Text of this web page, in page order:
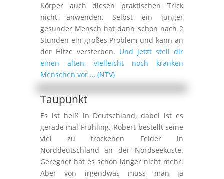
Körper auch diesen praktischen Trick
nicht anwenden. Selbst ein junger
gesunder Mensch hat dann schon nach 2
Stunden ein großes Problem und kann an
der Hitze versterben. Und jetzt stell dir
einen alten, vielleicht noch kranken
Menschen vor … (NTV)
Taupunkt
Es ist heiß in Deutschland, dabei ist es
gerade mal Frühling. Robert bestellt seine
viel zu trockenen Felder in
Norddeutschland an der Nordseeküste.
Geregnet hat es schon länger nicht mehr.
Aber von irgendwas muss man ja